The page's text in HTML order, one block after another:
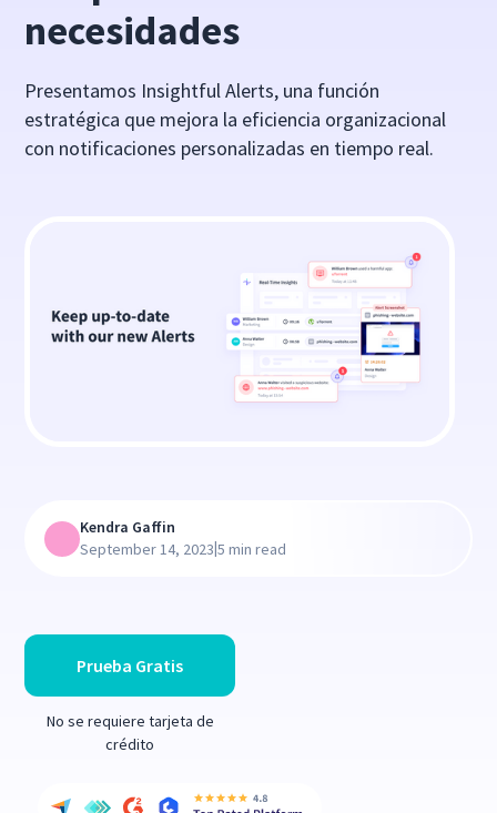
necesidades
Presentamos Insightful Alerts, una función
estratégica que mejora la eficiencia organizacional
con notificaciones personalizadas en tiempo real.
Prueba Gratis
No se requiere tarjeta de
crédito
Kendra Gaffin
September 14, 2023|5 min read